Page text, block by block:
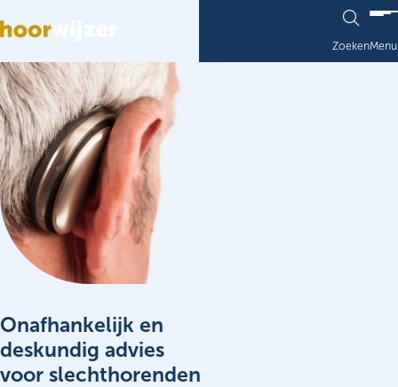
ZoekenMenu
Onafhankelijk en
deskundig advies
voor slechthorenden